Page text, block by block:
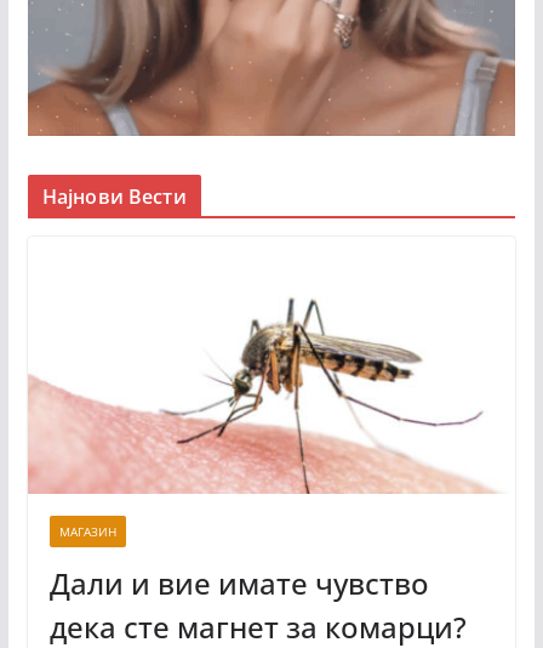
Најнови Вести
МАГАЗИН
Дали и вие имате чувство
дека сте магнет за комарци?